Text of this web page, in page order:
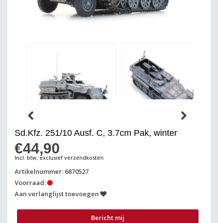
Sd.Kfz. 251/10 Ausf. C, 3.7cm Pak, winter
€44,90
Incl. btw, exclusief verzendkosten
Artikelnummer: 6870527
Voorraad:
Aan verlanglijst toevoegen
Bericht mij